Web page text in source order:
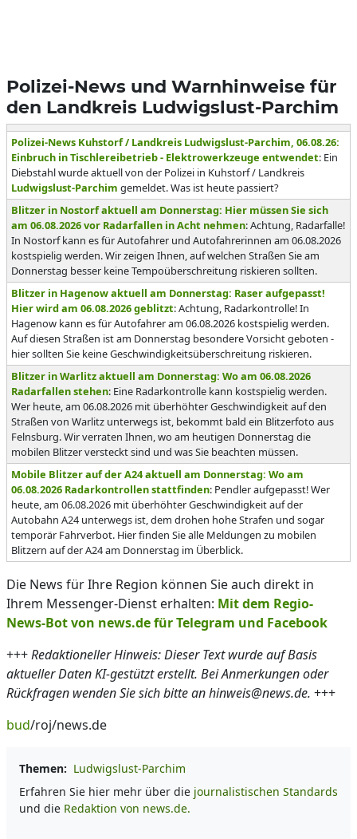
Polizei-News und Warnhinweise für
den Landkreis Ludwigslust-Parchim
Polizei-News Kuhstorf / Landkreis Ludwigslust-Parchim, 06.08.26:
Einbruch in Tischlereibetrieb - Elektrowerkzeuge entwendet: Ein
Diebstahl wurde aktuell von der Polizei in Kuhstorf / Landkreis
Ludwigslust-Parchim gemeldet. Was ist heute passiert?
Blitzer in Nostorf aktuell am Donnerstag: Hier müssen Sie sich
am 06.08.2026 vor Radarfallen in Acht nehmen: Achtung, Radarfalle!
In Nostorf kann es für Autofahrer und Autofahrerinnen am 06.08.2026
kostspielig werden. Wir zeigen Ihnen, auf welchen Straßen Sie am
Donnerstag besser keine Tempoüberschreitung riskieren sollten.
Blitzer in Hagenow aktuell am Donnerstag: Raser aufgepasst!
Hier wird am 06.08.2026 geblitzt: Achtung, Radarkontrolle! In
Hagenow kann es für Autofahrer am 06.08.2026 kostspielig werden.
Auf diesen Straßen ist am Donnerstag besondere Vorsicht geboten -
hier sollten Sie keine Geschwindigkeitsüberschreitung riskieren.
Blitzer in Warlitz aktuell am Donnerstag: Wo am 06.08.2026
Radarfallen stehen: Eine Radarkontrolle kann kostspielig werden.
Wer heute, am 06.08.2026 mit überhöhter Geschwindigkeit auf den
Straßen von Warlitz unterwegs ist, bekommt bald ein Blitzerfoto aus
Felnsburg. Wir verraten Ihnen, wo am heutigen Donnerstag die
mobilen Blitzer versteckt sind und was Sie beachten müssen.
Mobile Blitzer auf der A24 aktuell am Donnerstag: Wo am
06.08.2026 Radarkontrollen stattfinden: Pendler aufgepasst! Wer
heute, am 06.08.2026 mit überhöhter Geschwindigkeit auf der
Autobahn A24 unterwegs ist, dem drohen hohe Strafen und sogar
temporär Fahrverbot. Hier finden Sie alle Meldungen zu mobilen
Blitzern auf der A24 am Donnerstag im Überblick.
Die News für Ihre Region können Sie auch direkt in
Ihrem Messenger-Dienst erhalten: Mit dem Regio-
News-Bot von news.de für Telegram und Facebook
+++Redaktioneller Hinweis: Dieser Text wurde auf Basis
aktueller Daten KI-gestützt erstellt. Bei Anmerkungen oder
Rückfragen wenden Sie sich bitte an hinweis@news.de. +++
bud/roj/news.de
Themen: Ludwigslust-Parchim
Erfahren Sie hier mehr über die journalistischen Standards
und die Redaktion von news.de.